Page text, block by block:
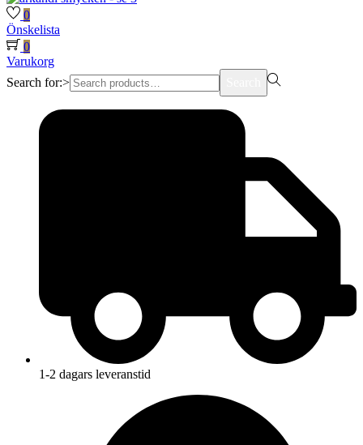
0
Önskelista
0
Varukorg
Search for:>
1-2 dagars leveranstid